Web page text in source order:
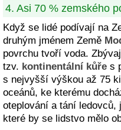
4. Asi 70 % zemského
Když se lidé podívají na
druhým jménem Země
povrchu tvoří voda.
tzv. kontinentální kůře s
s nejvyšší výškou až 75
oceánů, ke kterému
oteplování a tání
které by se lidstvo mělo